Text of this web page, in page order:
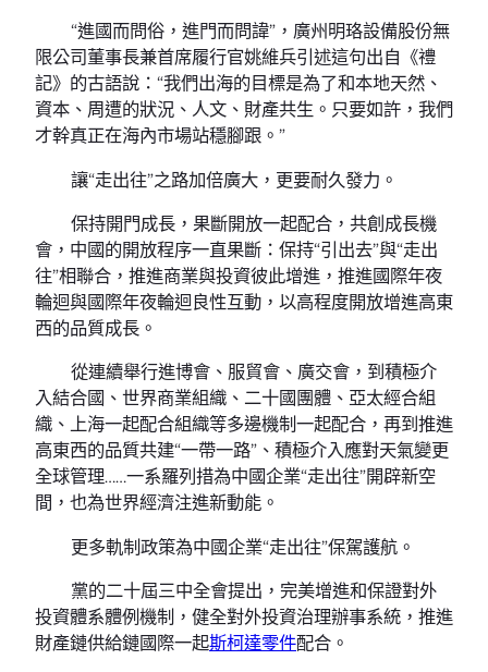
“進國而問俗，進門而問諱”，廣州明珞設備股份無
限公司董事長兼首席履行官姚維兵引述這句出自《禮
記》的古語說：“我們出海的目標是為了和本地天然、
資本、周遭的狀況、人文、財產共生。只要如許，我們
才幹真正在海內市場站穩腳跟。”
讓“走出往”之路加倍廣大，更要耐久發力。
保持開門成長，果斷開放一起配合，共創成長機
會，中國的開放程序一直果斷：保持“引出去”與“走出
往”相聯合，推進商業與投資彼此增進，推進國際年夜
輪迴與國際年夜輪迴良性互動，以高程度開放增進高東
西的品質成長。
從連續舉行進博會、服貿會、廣交會，到積極介
入結合國、世界商業組織、二十國團體、亞太經合組
織、上海一起配合組織等多邊機制一起配合，再到推進
高東西的品質共建“一帶一路”、積極介入應對天氣變更
全球管理……一系羅列措為中國企業“走出往”開辟新空
間，也為世界經濟注進新動能。
更多軌制政策為中國企業“走出往”保駕護航。
黨的二十屆三中全會提出，完美增進和保證對外
投資體系體例機制，健全對外投資治理辦事系統，推進
財產鏈供給鏈國際一起斯柯達零件配合。